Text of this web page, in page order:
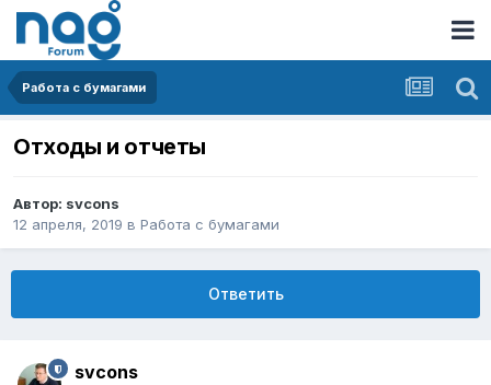
Работа с бумагами
Отходы и отчеты
Автор: svcons
12 апреля, 2019 в Работа с бумагами
Ответить
svcons